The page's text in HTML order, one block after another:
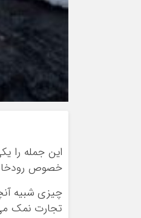
این جمله را
خصوص
چیزی شبیه
تجارت نمک می